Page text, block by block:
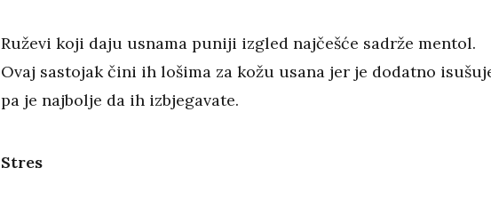
Ruževi koji daju usnama puniji izgled najčešće sadrže mentol.
Ovaj sastojak čini ih lošima za kožu usana jer je dodatno
pa je najbolje da ih izbjegavate.
Stres